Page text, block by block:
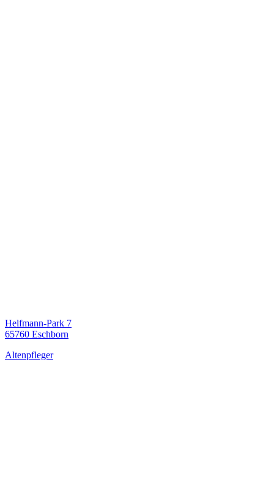
Helfmann-Park 7
65760 Eschborn
Altenpfleger